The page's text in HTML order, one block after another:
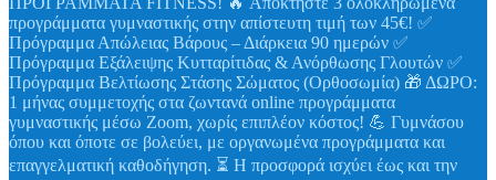
προγράμματα γυμναστικής στην απίστευτη τιμή των 45€! ✅
Πρόγραμμα Απώλειας Βάρους – Διάρκεια 90 ημερών ✅
Πρόγραμμα Εξάλειψης Κυτταρίτιδας & Ανόρθωσης Γλουτών ✅
Πρόγραμμα Βελτίωσης Στάσης Σώματος (Ορθοσωμία) 🎁 ΔΩΡΟ:
1 μήνας συμμετοχής στα ζωντανά online προγράμματα
γυμναστικής μέσω Zoom, χωρίς επιπλέον κόστος! 💪 Γυμνάσου
όπου και όποτε σε βολεύει, με οργανωμένα προγράμματα και
επαγγελματική καθοδήγηση. ⏳ Η προσφορά ισχύει έως και την